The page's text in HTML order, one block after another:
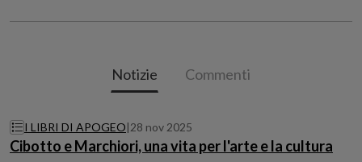
Notizie Commenti
I LIBRI DI APOGEO|28 nov 2025
Cibotto e Marchiori, una vita per l'arte e la cultura